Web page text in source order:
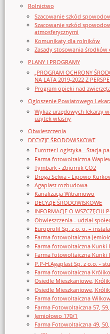
Rolnictwo
Szacowanie szkód
Szacowanie szkód
atmosferycznymi
Komunikaty dla rolników
Zasady stosowania środków
PLANY I PROGRAMY
„PROGRAM OCHRONY
NA LATA 2019-2022 Z
Program opieki nad
Ogloszenie Powiatowego
Wykaz urzędowych lekarzy
użytek własny
Obwieszczenia
DECYZJE ŚRODOWISKOWE
Eurotter Logistyka - Stacja
Farma fotowoltaiczna
Tymbark - Zbiornik CO2
Droga Selwa - Lipowo
Agaplast rozbudowa
Kanalizacja Witramowo
DECYZJE ŚRODOWISKOWE
INFORMACJE O WSZCZĘCIU
Obwieszczenia - udział
Europrofil Sp. z o. o. –
Farma fotowoltaiczna
Farma fotowoltaiczna Kunki I
Farma fotowoltaiczna Kunki
P.P-H.Agaplast Sp. z o.o. -
Farma fotowoltaiczna
Osiedle Mieszkaniowe,
Osiedle Mieszkaniowe,
Farma fotowoltaiczna
Farma Fotowoltaiczna 57,
Jemiołowo 170/1
Farma Fotowoltaiczna 49,